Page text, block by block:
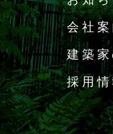
会社
建築
採用情